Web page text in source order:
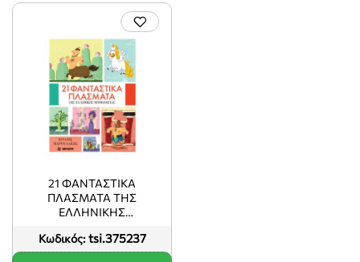
Κωδικός: tsi.375237
21 ΦΑΝΤΑΣΤΙΚΑ
ΠΛΑΣΜΑΤΑ ΤΗΣ
ΕΛΛΗΝΙΚΗΣ